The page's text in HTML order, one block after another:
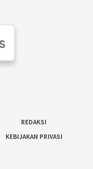
REDAKSI
KEBIJAKAN PRIVASI